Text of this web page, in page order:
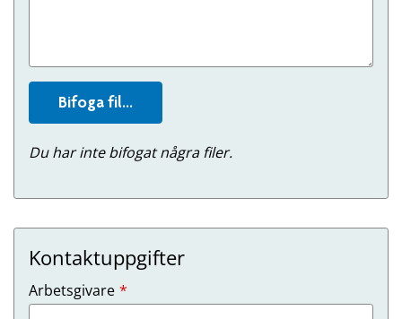
Bifoga fil...
Du har inte bifogat några filer.
Kontaktuppgifter
Arbetsgivare
(Obligatoriskt)